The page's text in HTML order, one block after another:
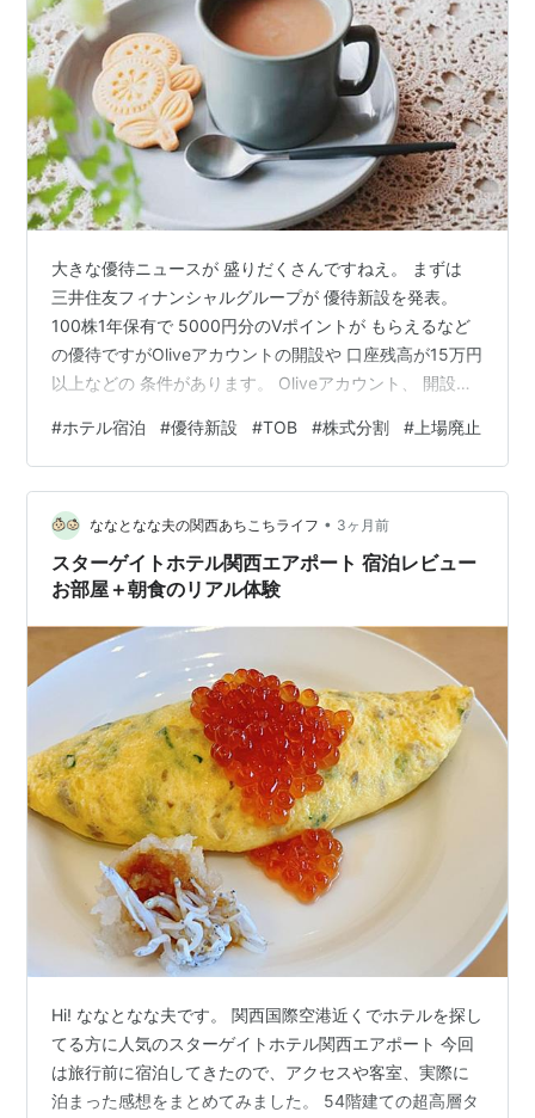
大きな優待ニュースが 盛りだくさんですねえ。 まずは
三井住友フィナンシャルグループが 優待新設を発表。
100株1年保有で 5000円分のVポイントが もらえるなど
の優待ですがOliveアカウントの開設や 口座残高が15万円
以上などの 条件があります。 Oliveアカウント、 開設し
そして大和ハウスも 2分割を発表。 こちらの優待は、
100株を 3年未満保有で2000円分 3年以上保有で4000円
分の 施設利用券がもらえます。 300株、500株、1000
株では それぞれ100株と同じ割合で 貰える優待券が増え
ますが分割後は 100…
#ホテル宿泊 #優待新設 #TOB #株式分割 # 上場廃止
ななとなな夫の関西あちこちライフ • 3ヶ月前
スターゲイトホテル関西エアポート 宿泊レビュー
お部屋＋朝食のリアル体験
Hi! ななとなな夫です。 関西国際空港近くでホテルを探し
てる方に人気のスターゲイトホテル関西エアポート 今回
は旅行前に宿泊してきたので、アクセスや客室、実際に
泊まった感想をまとめてみました。 54階建ての超高層タ